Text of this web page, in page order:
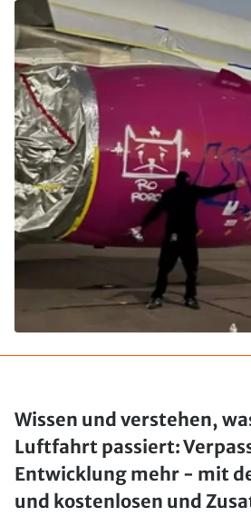
Wissen und verstehen,
Luftfahrt passiert:
Entwicklung mehr - mit
und kostenlosen und